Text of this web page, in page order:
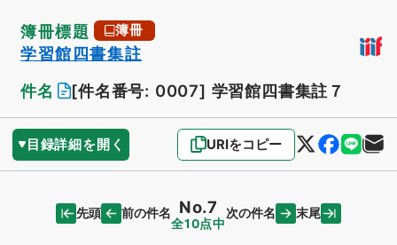
簿冊標題 簿冊
学習館四書集註
件名
[件名番号: 0007] 学習館四書集註７
目録詳細を開く URIをコピー
先頭 前の件名 No.7
全10点中
次の件名 末尾